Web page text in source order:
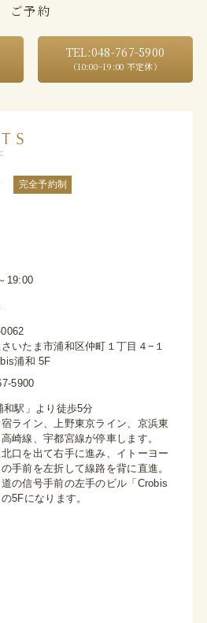
ご予約
TEL:048-767-5900
（10:00~19:00 不定休）
完全予約制
19:00
いたま市浦和区仲町１丁目４−１
浦和 5F
5900
和駅」より徒歩5分
ライン、上野東京ライン、京浜東
崎線、宇都宮線が停車します。
口を出て右手に進み、イトーヨー
手前を左折して線路を背に直進。
道の信号手前の左手のビル「Crobis
5Fになります。